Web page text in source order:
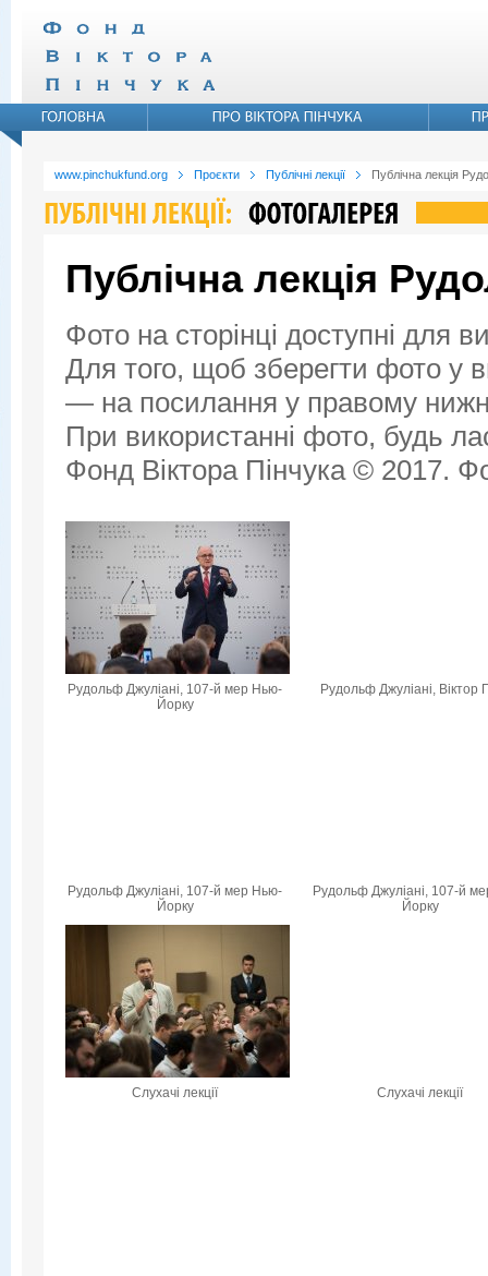
www.pinchukfund.org Проєкти Публічні лекції Публічна лекція
Публічна лекція
Фото на сторінці доступні для
Для того, щоб зберегти фото у
— на посилання у правому
При використанні фото, будь
Фонд Віктора Пінчука © 2017.
Рудольф Джуліані, 107-й мер Нью-
Йорку
Рудольф Джуліані, Віктор
Рудольф Джуліані, 107-й мер Нью-
Йорку
Рудольф Джуліані, 107-й
Йорку
Слухачі лекції Слухачі лекції